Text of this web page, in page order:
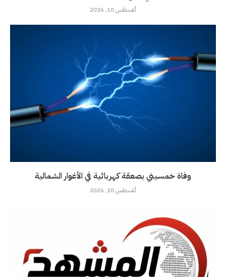
أغسطس 10, 2026
وفاة خمسيني بصعقة كهربائية في الأغوار الشمالية
أغسطس 10, 2026